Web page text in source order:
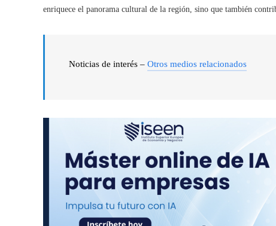
enriquece el panorama cultural de la región, sino que también
Noticias de interés – Otros medios relacionados